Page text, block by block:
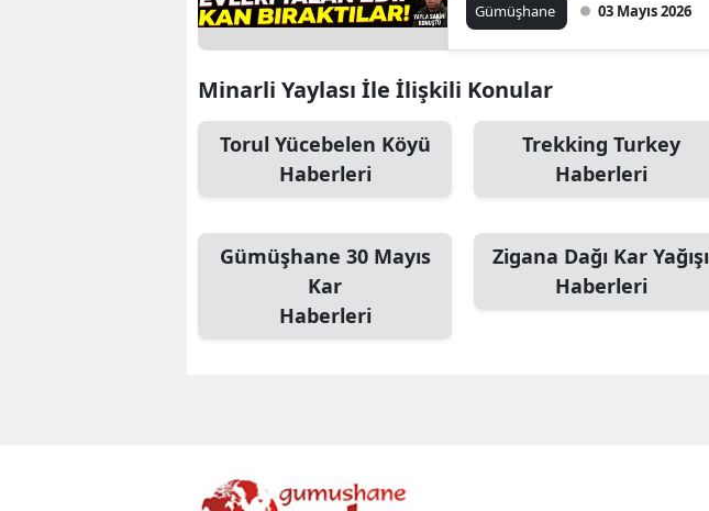
Gümüşhane 03 Mayıs 2026
Minarli Yaylası İle İlişkili Konular
Torul Yücebelen Köyü
Haberleri
Trekking Turkey
Haberleri
Gümüşhane 30 Mayıs
Kar
Haberleri
Zigana Dağı Kar Yağışı
Haberleri